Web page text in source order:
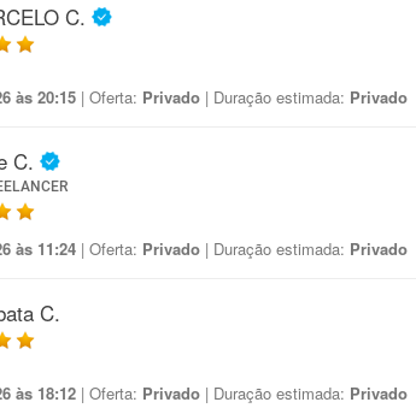
C.
às 20:15 | Oferta: Privado | Duração estimada: Privado
C.
às 11:24 | Oferta: Privado | Duração estimada: Privado
C.
às 18:12 | Oferta: Privado | Duração estimada: Privado